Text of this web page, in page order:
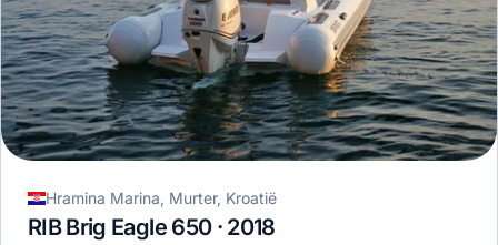
Hramina Marina, Murter, Kroatië
RIB Brig Eagle 650 · 2018